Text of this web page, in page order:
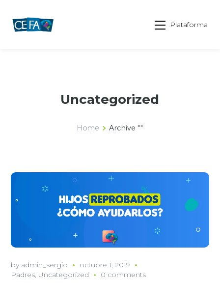
Plataforma
Uncategorized
Home Archive ""
by admin_sergio
octubre 1, 2019
Padres, Uncategorized 0 comments